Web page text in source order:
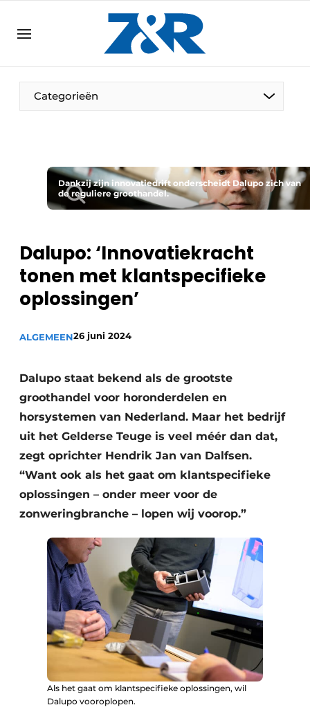
DE EN
NL
Categorieën
Dankzij zijn innovatiedrift onderscheidt Dalupo zich van
de reguliere groothandel.
Dalupo: ‘Innovatiekracht
tonen met klantspecifieke
oplossingen’
ALGEMEEN26 juni 2024
Dalupo staat bekend als de grootste
groothandel voor horonderdelen en
horsystemen van Nederland. Maar het bedrijf
uit het Gelderse Teuge is veel méér dan dat,
zegt oprichter Hendrik Jan van Dalfsen.
“Want ook als het gaat om klantspecifieke
oplossingen – onder meer voor de
zonweringbranche – lopen wij voorop.”
Als het gaat om klantspecifieke oplossingen, wil
Dalupo vooroplopen.